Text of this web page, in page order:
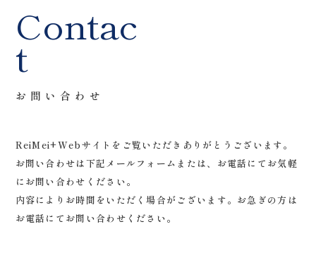
Costume
衣装
私たちについて
フォトレタッチ
Studio
キャンペーン・お知らせ
Blog
Contac
t
お問い合わせ
ReiMei+Webサイトをご覧いただきありがとうございます。
お問い合わせは下記メールフォームまたは、お電話にてお気軽
にお問い合わせください。
内容によりお時間をいただく場合がございます。お急ぎの方は
お電話にてお問い合わせください。